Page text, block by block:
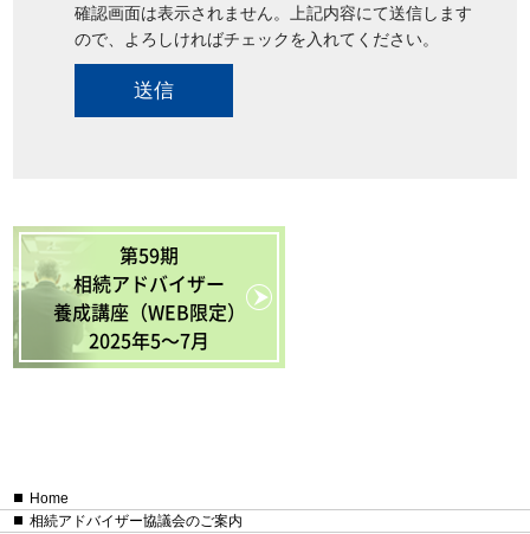
確認画面は表示されません。上記内容にて送信します
ので、よろしければチェックを入れてください。
第59期
相続アドバイザー
養成講座（WEB限定）
2025年5〜7月
Home
相続アドバイザー協議会のご案内